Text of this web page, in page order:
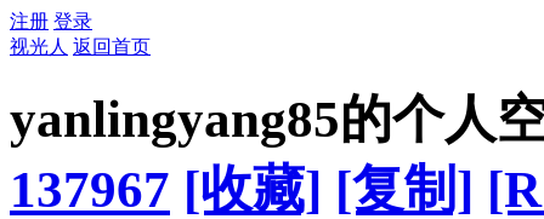
注册 登录
视光人 返回首页
yanlingyang85的个人
137967 [收藏] [复制]